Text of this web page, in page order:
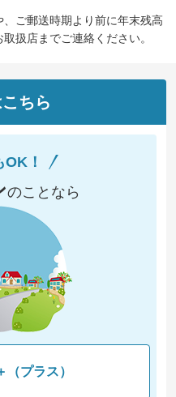
ご郵送時期より前に年末残高
扱店までご連絡ください。
ちら
OK！
のことなら
プラス）